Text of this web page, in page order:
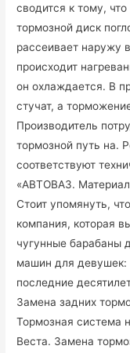
сводится к тому,
тормозной диск
рассеивает наружу
происходит
он охлаждается. В
стучат, а
Производитель
тормозной путь на.
соответствуют
«АВТОВАЗ.
Стоит упомянуть,
компания, которая
чугунные барабаны
машин для девушек:
последние
Замена задних
Тормозная система
Веста. Замена